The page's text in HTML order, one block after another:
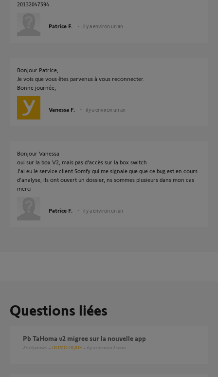
20132047594
Patrice F. il y a environ un an
Bonjour Patrice,
Je vois que vous êtes parvenus à vous reconnecter.
Bonne journée,
Vanessa F. il y a environ un an
Bonjour Vanessa
oui sur la box V2, mais pas d'accès sur la box switch
J'ai eu le service client Somfy qui me signale que que ce bug est en cours
d'analyse, ils ont ouvert un dossier, ns sommes plusieurs dans mon cas
merci
Patrice F. il y a environ un an
Questions liées
Pb TaHoma v2 migree sur la nouvelle app
23 réponses DOMOTIQUE il y a environ 2 mois